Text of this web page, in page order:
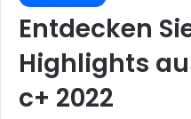
Entdecken
Highlights
c+ 2022